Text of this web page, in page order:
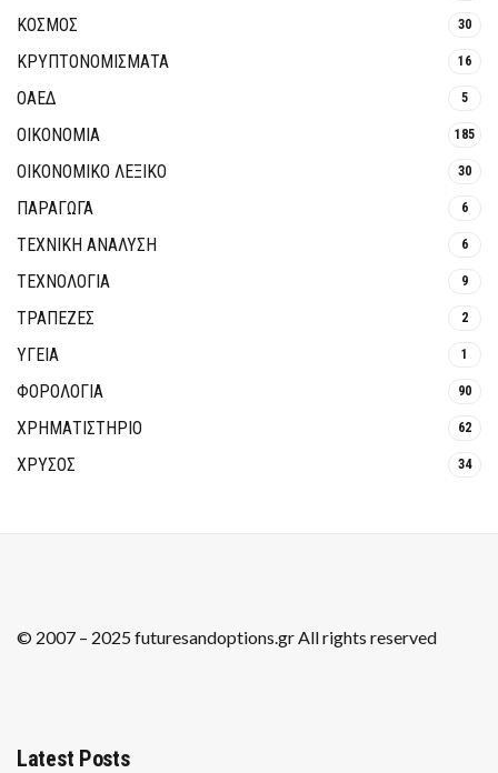
ΚΟΣΜΟΣ 30
ΚΡΥΠΤΟΝΟΜΊΣΜΑΤΑ 16
ΟΑΕΔ 5
ΟΙΚΟΝΟΜΙΑ 185
ΟΙΚΟΝΟΜΙΚΟ ΛΕΞΙΚΟ 30
ΠΑΡΑΓΩΓΑ 6
ΤΕΧΝΙΚΗ ΑΝΑΛΥΣΗ 6
ΤΕΧΝΟΛΟΓΙΑ 9
ΤΡΆΠΕΖΕΣ 2
ΥΓΕΙΑ 1
ΦΟΡΟΛΟΓΙΑ 90
ΧΡΗΜΑΤΙΣΤΗΡΙΟ 62
ΧΡΥΣΟΣ 34
© 2007 – 2025 futuresandoptions.gr All rights reserved
Latest Posts